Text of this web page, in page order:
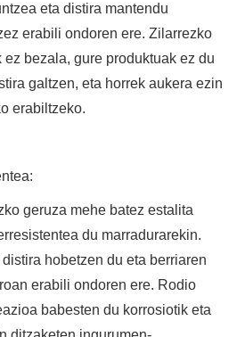
eta distira mantendu
erabili ondoren ere. Zilarrezko
bezala, gure produktuak ez du
galtzen, eta horrek aukera ezin
erabiltzeko.
geruza mehe batez estalita
du marradurarekin.
hobetzen du eta berriaren
erabili ondoren ere. Rodio
babesten du korrosiotik eta